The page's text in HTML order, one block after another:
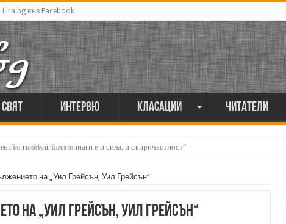
Lira.bg във Facebook
Свят Интервю Класации Читатели
на големия поет винаги е и сила, и съпричастност“
на „Уил Грейсън, Уил Грейсън“
на „Уил Грейсън, Уил Грейсън“